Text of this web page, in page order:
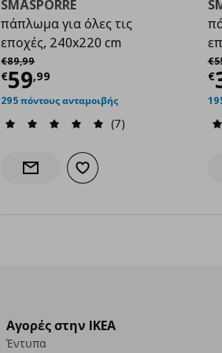
SMÅSPORRE
πάπλωμα για όλες τις
εποχές, 240x220 cm
€89,99
Αρχική τιμή
€59,99
Τρέχουσα τιμή €
295 πόντους ανταμοιβής
(7)
Ενημέρωση διαθεσιμότητας
Προσθήκη στα αγαπημένα
€
€
Αγορές στην IKEA
Έντυπα